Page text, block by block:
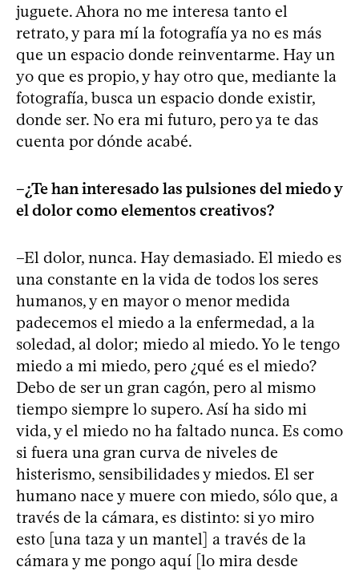
juguete. Ahora no me interesa tanto el
retrato, y para mí la fotografía ya no es más
que un espacio donde reinventarme. Hay un
yo que es propio, y hay otro que, mediante la
fotografía, busca un espacio donde existir,
donde ser. No era mi futuro, pero ya te das
cuenta por dónde acabé.
–¿Te han interesado las pulsiones del miedo y
el dolor como elementos creativos?
–El dolor, nunca. Hay demasiado. El miedo es
una constante en la vida de todos los seres
humanos, y en mayor o menor medida
padecemos el miedo a la enfermedad, a la
soledad, al dolor; miedo al miedo. Yo le tengo
miedo a mi miedo, pero ¿qué es el miedo?
Debo de ser un gran cagón, pero al mismo
tiempo siempre lo supero. Así ha sido mi
vida, y el miedo no ha faltado nunca. Es como
si fuera una gran curva de niveles de
histerismo, sensibilidades y miedos. El ser
humano nace y muere con miedo, sólo que, a
través de la cámara, es distinto: si yo miro
esto [una taza y un mantel] a través de la
cámara y me pongo aquí [lo mira desde